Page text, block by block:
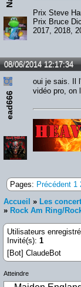
Prix Steve
Prix Bruce
2017, 2018,
08/06/2014 12:17:34
ead666
oui je sais. Il
vidéo pro, on
Pages: Précédent 1
Accueil » Les
» Rock Am Ring/
Utilisateurs
Invité(s): 1
[Bot] ClaudeBot
Atteindre